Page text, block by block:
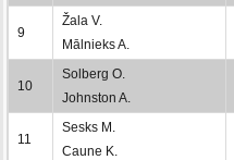
9
Žala V.
Mālnieks A.
10
Solberg O.
Johnston A.
11
Sesks M.
Caune K.